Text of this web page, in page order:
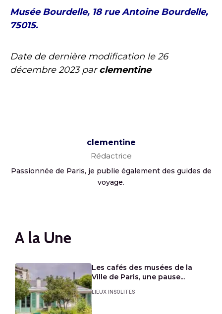
Musée Bourdelle, 18 rue Antoine Bourdelle,
75015.
Date de dernière modification le26
décembre 2023parclementine
clementine
Rédactrice
Passionnée de Paris, je publie également des guides de
voyage.
A la Une
Les cafés des musées de la
Ville de Paris, une pause...
LIEUX INSOLITES